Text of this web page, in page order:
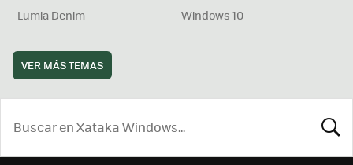
Lumia Denim
Windows 10
VER MÁS TEMAS